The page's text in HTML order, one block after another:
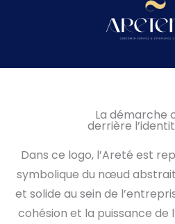
La démarche
derrière
Dans ce logo, l’Areté est
symbolique du nœud
et solide au sein de
cohésion et la puissance de